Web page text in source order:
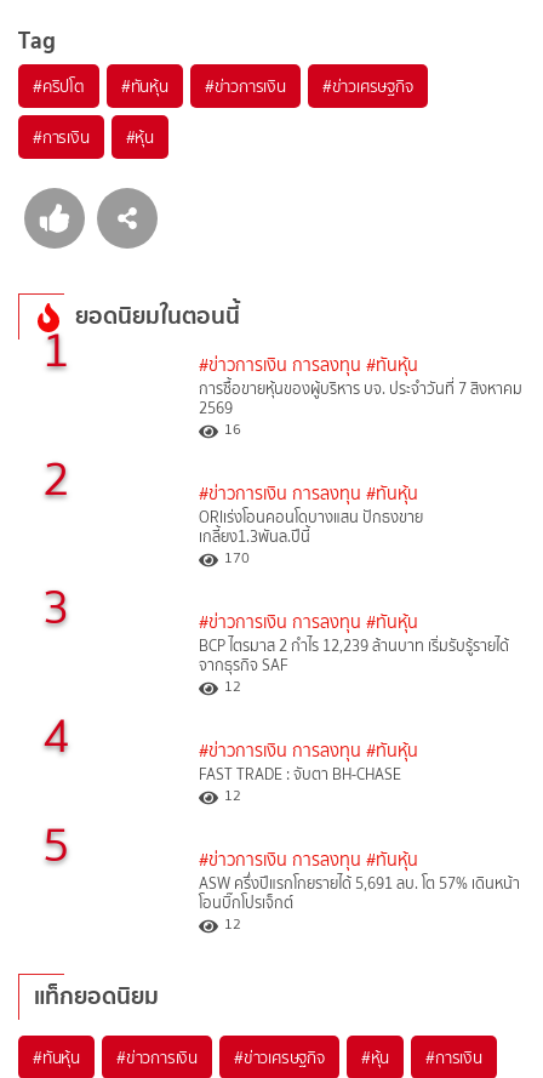
Tag
#คริปโต #ทันหุ้น #ข่าวการเงิน #ข่าวเศรษฐกิจ
#การเงิน #หุ้น
ยอดนิยมในตอนนี้
1 #ข่าวการเงิน การลงทุน #ทันหุ้น
การซื้อขายหุ้นของผู้บริหาร บจ. ประจำวันที่ 7 สิงหาคม
2569
16
2 #ข่าวการเงิน การลงทุน #ทันหุ้น
ORIเร่งโอนคอนโดบางแสน ปักธงขาย
เกลี้ยง1.3พันล.ปีนี้
170
3 #ข่าวการเงิน การลงทุน #ทันหุ้น
BCP ไตรมาส 2 กำไร 12,239 ล้านบาท เริ่มรับรู้รายได้
จากธุรกิจ SAF
12
4 #ข่าวการเงิน การลงทุน #ทันหุ้น
FAST TRADE : จับตา BH-CHASE
12
5 #ข่าวการเงิน การลงทุน #ทันหุ้น
ASW ครึ่งปีแรกโกยรายได้ 5,691 ลบ. โต 57% เดินหน้า
โอนบิ๊กโปรเจ็กต์
12
แท็กยอดนิยม
#ทันหุ้น #ข่าวการเงิน #ข่าวเศรษฐกิจ #หุ้น #การเงิน